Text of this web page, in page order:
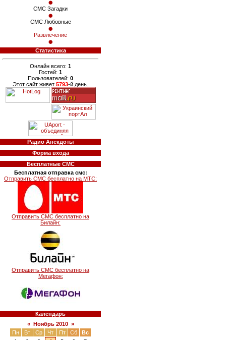
СМС Загадки
СМС Любовные
Развлечение
Статистика
Онлайн всего: 1
Гостей: 1
Пользователей: 0
Этот сайт живет 5793-й день.
Радио Анекдоты
Форма входа
Бесплатные СМС
Бесплатная отправка смс:
Отправить СМС бесплатно на МТС:
Отправить СМС бесплатно на
Билайн:
Отправить СМС бесплатно на
Мегафон:
Календарь
« Ноябрь 2010 »
Пн
Вт Ср Чт Пт Сб
Вс